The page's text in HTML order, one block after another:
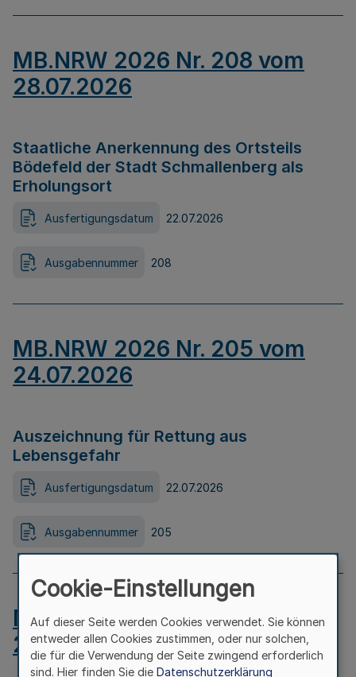
MB.NRW 2026 Nr. 208 vom
28.07.2026
Staatliche Anerkennung des Ortsteils
Bödefeld der Stadt Schmallenberg als
Erholungsort
Ausfertigungsdatum 22.07.2026
Ausgabennummer 208
MB.NRW 2026 Nr. 205 vom
24.07.2026
Auszeichnung für Rettung aus
Lebensgefahr
Ausfertigungsdatum 22.07.2026
Ausgabennummer 205
MB.NRW 2026 Nr. 204 vom
24.07.2026
Cookie-Einstellungen
Auf dieser Seite werden Cookies verwendet. Sie können
entweder allen Cookies zustimmen, oder nur solchen,
die für die Verwendung der Seite zwingend erforderlich
sind. Hier finden Sie die Datenschutzerklärung